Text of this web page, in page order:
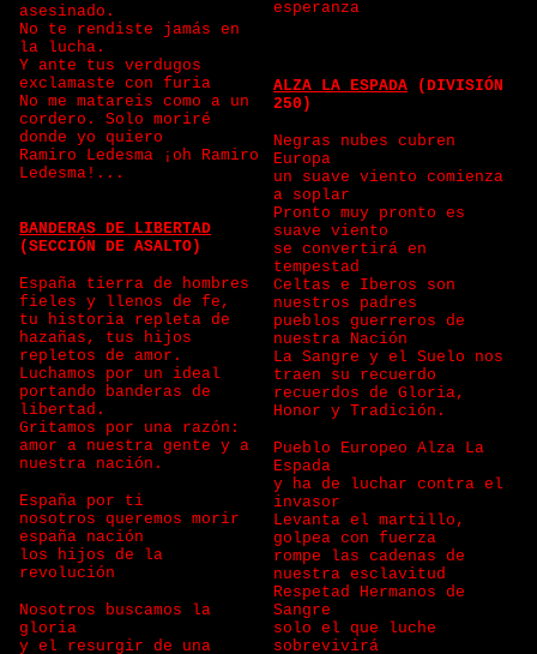
asesinado.
No te rendiste jamás en
la lucha.
Y ante tus verdugos
exclamaste con furia
No me matareis como a un
cordero. Solo moriré
donde yo quiero
Ramiro Ledesma ¡oh Ramiro
Ledesma!...
BANDERAS DE LIBERTAD
(SECCIÓN DE ASALTO)
España tierra de hombres
fieles y llenos de fe,
tu historia repleta de
hazañas, tus hijos
repletos de amor.
Luchamos por un ideal
portando banderas de
libertad.
Gritamos por una razón:
amor a nuestra gente y a
nuestra nación.
España por ti
nosotros queremos morir
españa nación
los hijos de la
revolución
Nosotros buscamos la
gloria
y el resurgir de una
esperanza
ALZA LA ESPADA (DIVISIÓN
250)
Negras nubes cubren
Europa
un suave viento comienza
a soplar
Pronto muy pronto es
suave viento
se convertirá en
tempestad
Celtas e Iberos son
nuestros padres
pueblos guerreros de
nuestra Nación
La Sangre y el Suelo nos
traen su recuerdo
recuerdos de Gloria,
Honor y Tradición.
Pueblo Europeo Alza La
Espada
y ha de luchar contra el
invasor
Levanta el martillo,
golpea con fuerza
rompe las cadenas de
nuestra esclavitud
Respetad Hermanos de
Sangre
solo el que luche
sobrevivirá